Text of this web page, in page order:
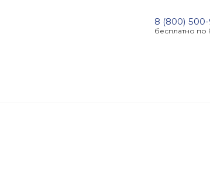
8 (800)
бесплатно по